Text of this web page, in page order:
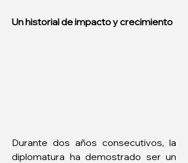
Un historial de impacto y crecimiento
Durante dos años consecutivos, la
diplomatura ha demostrado ser un